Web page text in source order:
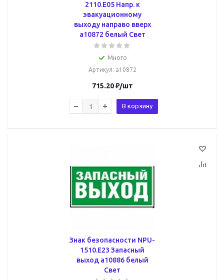
2110.E05 Напр. к
эвакуационному
выходу направо вверх
a10872 белый Свет
Много
Артикул: a10872
715.20₽/шт
В корзину
Знак безопасности NPU-
1510.E23 Запасный
выход a10886 белый
Свет